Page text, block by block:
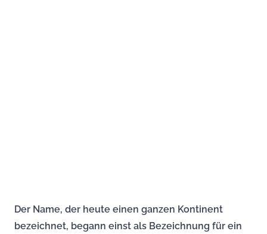
Der Name, der heute einen ganzen Kontinent
bezeichnet, begann einst als Bezeichnung für ein